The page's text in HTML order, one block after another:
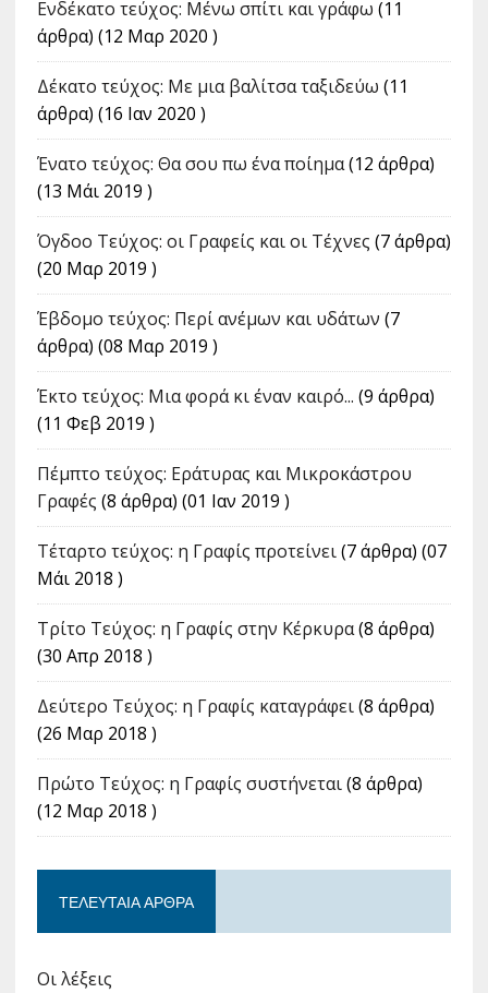
Ενδέκατο τεύχος: Μένω σπίτι και γράφω (11
άρθρα) (12 Μαρ 2020 )
Δέκατο τεύχος: Με μια βαλίτσα ταξιδεύω (11
άρθρα) (16 Ιαν 2020 )
Ένατο τεύχος: Θα σου πω ένα ποίημα(12 άρθρα)
(13 Μάι 2019 )
Όγδοο Τεύχος: οι Γραφείς και οι Τέχνες (7 άρθρα)
(20 Μαρ 2019 )
Έβδομο τεύχος: Περί ανέμων και υδάτων (7
άρθρα) (08 Μαρ 2019 )
Έκτο τεύχος: Μια φορά κι έναν καιρό... (9 άρθρα)
(11 Φεβ 2019 )
Πέμπτο τεύχος: Εράτυρας και Μικροκάστρου
Γραφές (8 άρθρα) (01 Ιαν 2019 )
Τέταρτο τεύχος: η Γραφίς προτείνει(7 άρθρα) (07
Μάι 2018 )
Tρίτο Τεύχος: η Γραφίς στην Κέρκυρα(8 άρθρα)
(30 Απρ 2018 )
Δεύτερο Τεύχος: η Γραφίς καταγράφει(8 άρθρα)
(26 Μαρ 2018 )
Πρώτο Τεύχος: η Γραφίς συστήνεται(8 άρθρα)
(12 Μαρ 2018 )
ΤΕΛΕΥΤΑΊΑ ΆΡΘΡΑ
Οι λέξεις